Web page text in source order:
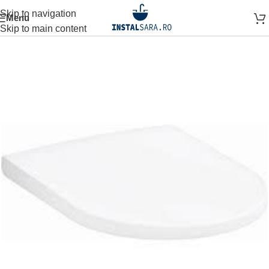
Skip to navigation
Skip to main content
Menu
Prima pagină OBIECTE SANITARE CAPAC WC